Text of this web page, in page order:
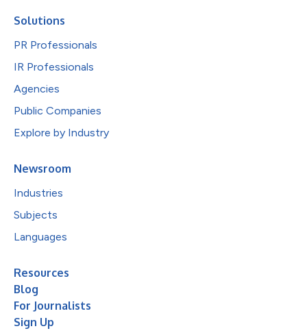
Solutions
PR Professionals
IR Professionals
Agencies
Public Companies
Explore by Industry
Newsroom
Industries
Subjects
Languages
Resources
Blog
For Journalists
Sign Up